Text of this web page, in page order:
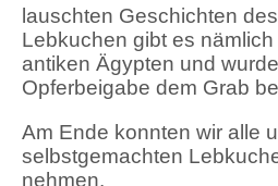
lauschten Geschichten
Lebkuchen gibt es
antiken Ägypten und
Opferbeigabe dem Grab
Am Ende konnten wir alle
selbstgemachten
nehmen.